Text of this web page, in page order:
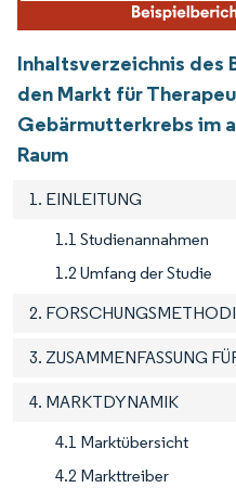
Inhaltsverzeichnis des
den Markt für
Gebärmutterkrebs im
Raum
1. EINLEITUNG
1.1 Studienannahmen
1.2 Umfang der Studie
2.
3. ZUSAMMENFASSUNG
4. MARKTDYNAMIK
4.1 Marktübersicht
4.2 Markttreiber